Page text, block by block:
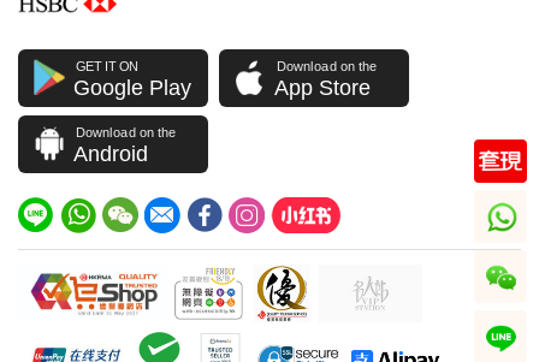
GET IT ON
Google Play
Download on the
App Store
Download on the
Android
whatsapp